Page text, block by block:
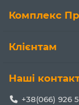
температури
починає
температурах
кислота.
Комплекс
Клієнтам
Наші
+38(066) 926